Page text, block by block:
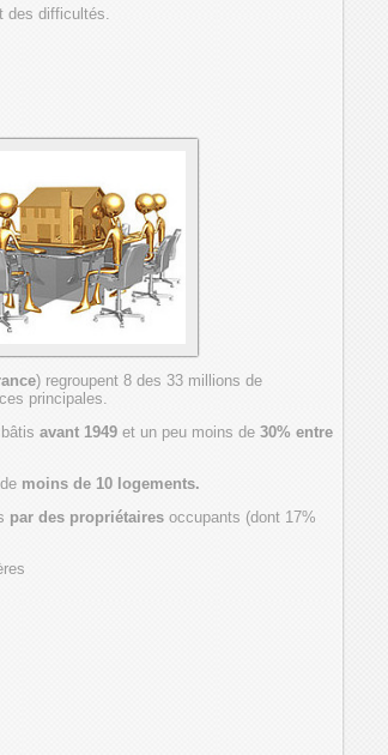
des difficultés.
) regroupent 8 des 33 millions de
principales.
avant 1949 et un peu moins de 30% entre
moins de 10 logements.
par des propriétaires occupants (dont 17%